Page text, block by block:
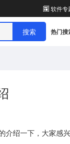
软件专
热门搜
介绍一下，大家感